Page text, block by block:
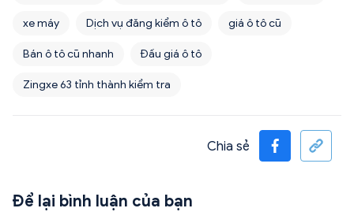
xe máy Dịch vụ đăng kiểm ô tô giá ô tô cũ
Bán ô tô cũ nhanh Đấu giá ô tô
Zingxe 63 tỉnh thành kiểm tra
Chia sẻ
Để lại bình luận của bạn